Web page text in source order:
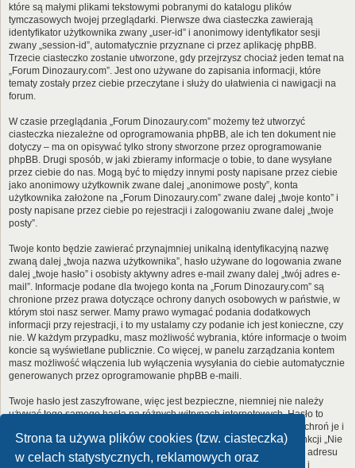
Strona ta używa plików cookies (tzw. ciasteczka)
w celach statystycznych, reklamowych oraz
które są małymi plikami tekstowymi pobranymi do katalogu plików
tymczasowych twojej przeglądarki. Pierwsze dwa ciasteczka zawierają
identyfikator użytkownika zwany „user-id” i anonimowy identyfikator sesji
zwany „session-id”, automatycznie przyznane ci przez aplikację phpBB.
Trzecie ciasteczko zostanie utworzone, gdy przejrzysz chociaż jeden temat na
„Forum Dinozaury.com”. Jest ono używane do zapisania informacji, które
tematy zostały przez ciebie przeczytane i służy do ułatwienia ci nawigacji na
forum.
W czasie przeglądania „Forum Dinozaury.com” możemy też utworzyć
ciasteczka niezależne od oprogramowania phpBB, ale ich ten dokument nie
dotyczy – ma on opisywać tylko strony stworzone przez oprogramowanie
phpBB. Drugi sposób, w jaki zbieramy informacje o tobie, to dane wysyłane
przez ciebie do nas. Mogą być to między innymi posty napisane przez ciebie
jako anonimowy użytkownik zwane dalej „anonimowe posty”, konta
użytkownika założone na „Forum Dinozaury.com” zwane dalej „twoje konto” i
posty napisane przez ciebie po rejestracji i zalogowaniu zwane dalej „twoje
posty”.
Twoje konto będzie zawierać przynajmniej unikalną identyfikacyjną nazwę
zwaną dalej „twoja nazwa użytkownika”, hasło używane do logowania zwane
dalej „twoje hasło” i osobisty aktywny adres e-mail zwany dalej „twój adres e-
mail”. Informacje podane dla twojego konta na „Forum Dinozaury.com” są
chronione przez prawa dotyczące ochrony danych osobowych w państwie, w
którym stoi nasz serwer. Mamy prawo wymagać podania dodatkowych
informacji przy rejestracji, i to my ustalamy czy podanie ich jest konieczne, czy
nie. W każdym przypadku, masz możliwość wybrania, które informacje o twoim
koncie są wyświetlane publicznie. Co więcej, w panelu zarządzania kontem
masz możliwość włączenia lub wyłączenia wysyłania do ciebie automatycznie
generowanych przez oprogramowanie phpBB e-maili.
Twoje hasło jest zaszyfrowane, więc jest bezpieczne, niemniej nie należy
używać tego samego hasła na różnych witrynach internetowych. Hasło to
umożliwia dostęp do twojego konta na „Forum Dinozaury.com”, więc chroń je i
w żadnym wypadku nie podawajnikomu. Jeśli je zapomnisz, użyj funkcji „Nie
pamiętam hasła”. Witryna poprosi cię o podanie nazwy użytkownika i adresu
e-mail. Po podaniu tych danych zostanie wygenerowane nowe hasło i